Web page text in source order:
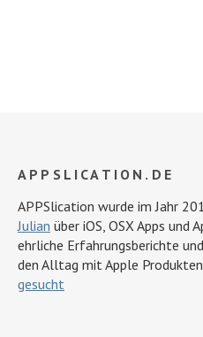
APPSLICATION.DE
APPSlication wurde im Jahr
Julian über iOS, OSX Apps und
ehrliche Erfahrungsberichte
den Alltag mit Apple
gesucht